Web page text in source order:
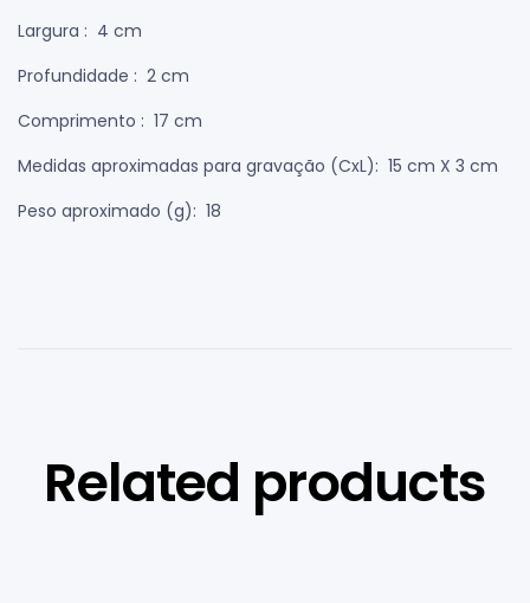
Largura : 4 cm
Profundidade : 2 cm
Comprimento : 17 cm
Medidas aproximadas para gravação (CxL): 15 cm X 3 cm
Peso aproximado (g): 18
Related products